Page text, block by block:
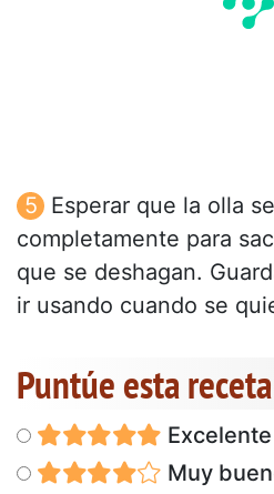
Esperar que la olla
completamente para
que se deshagan.
ir usando cuando se
Puntúe esta receta
Excelente
Muy